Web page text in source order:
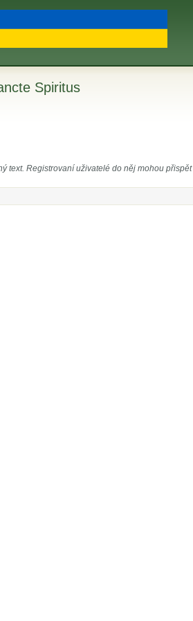
Spiritus
text. Registrovaní uživatelé do něj mohou přispět